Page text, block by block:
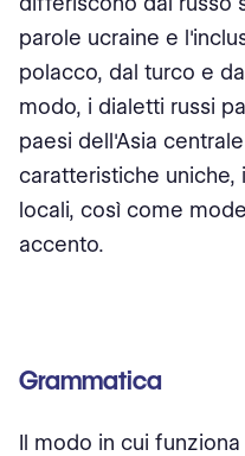
parole ucraine e
polacco, dal turco e
modo, i dialetti russi
paesi dell'Asia
caratteristiche uniche,
locali, così come
accento.
Grammatica
Il modo in cui